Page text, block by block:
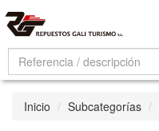
Inicio Subcategorías